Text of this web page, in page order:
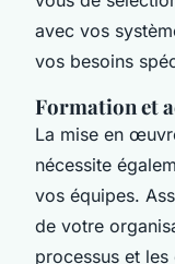
avec vos
vos besoins
Formation et
La mise en
nécessite
vos équipes.
de votre
processus et